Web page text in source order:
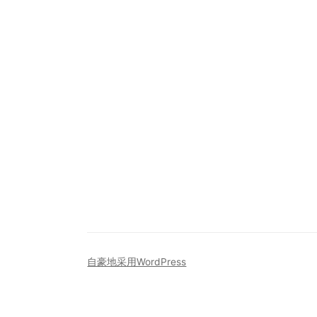
自豪地采用WordPress